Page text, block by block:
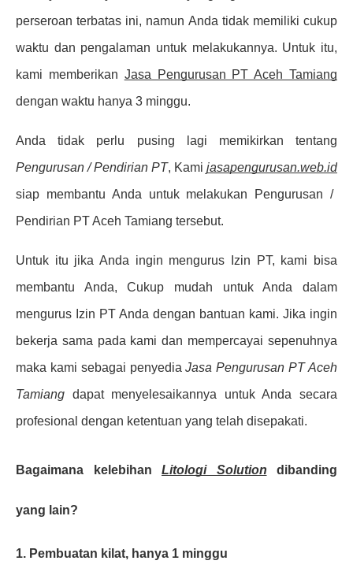
perseroan terbatas ini, namun Anda tidak memiliki cukup
waktu dan pengalaman untuk melakukannya. Untuk itu,
kami memberikan Jasa Pengurusan PT Aceh Tamiang
dengan waktu hanya 3 minggu.
Anda tidak perlu pusing lagi memikirkan tentang
Pengurusan / Pendirian PT, Kami jasapengurusan.web.id
siap membantu Anda untuk melakukan Pengurusan /
Pendirian PT Aceh Tamiang tersebut.
Untuk itu jika Anda ingin mengurus Izin PT, kami bisa
membantu Anda, Cukup mudah untuk Anda dalam
mengurus Izin PT Anda dengan bantuan kami. Jika ingin
bekerja sama pada kami dan mempercayai sepenuhnya
maka kami sebagai penyediaJasa Pengurusan PT Aceh
Tamiang dapat menyelesaikannya untuk Anda secara
profesional dengan ketentuan yang telah disepakati.
Bagaimana kelebihan Litologi Solution dibanding
yang lain?
1. Pembuatan kilat, hanya 1 minggu